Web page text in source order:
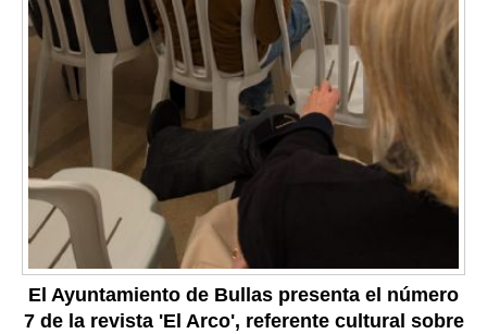
El Ayuntamiento de Bullas presenta el número
7 de la revista 'El Arco', referente cultural sobre